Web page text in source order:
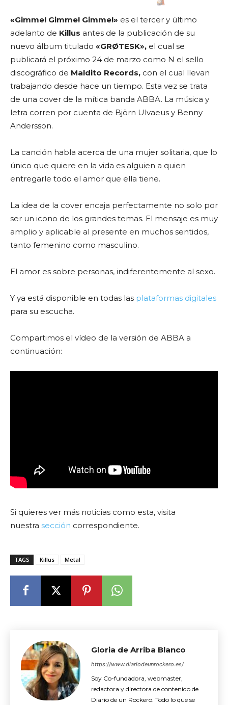
«Gimme! Gimme! Gimme!» es el tercer y último
adelanto de Killus antes de la publicación de su
nuevo álbum titulado «GRØTESK», el cual se
publicará el próximo 24 de marzo como N el sello
discográfico de Maldito Records, con el cual llevan
trabajando desde hace un tiempo. Esta vez se trata
de una cover de la mítica banda ABBA. La música y
letra corren por cuenta de Björn Ulvaeus y Benny
Andersson.
La canción habla acerca de una mujer solitaria, que lo
único que quiere en la vida es alguien a quien
entregarle todo el amor que ella tiene.
La idea de la cover encaja perfectamente no solo por
ser un icono de los grandes temas. El mensaje es muy
amplio y aplicable al presente en muchos sentidos,
tanto femenino como masculino.
El amor es sobre personas, indiferentemente al sexo.
Y ya está disponible en todas las plataformas digitales
para su escucha.
Compartimos el vídeo de la versión de ABBA a
continuación:
Si quieres ver más noticias como esta, visita
nuestra sección correspondiente.
TAGS Killus Metal
Gloria de Arriba Blanco
https://www.diariodeunrockero.es/
Soy Co-fundadora, webmaster,
redactora y directora de contenido de
Diario de un Rockero. Todo lo que se